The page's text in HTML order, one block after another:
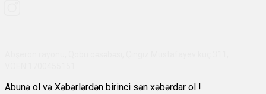
Abunə ol və Xəbərlərdən birinci sən xəbərdar ol !